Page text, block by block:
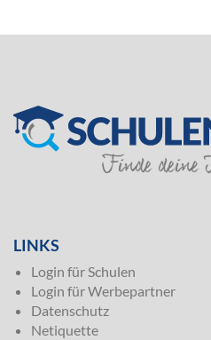
LINKS
Login für Schulen
Login für Werbepartner
Datenschutz
Netiquette